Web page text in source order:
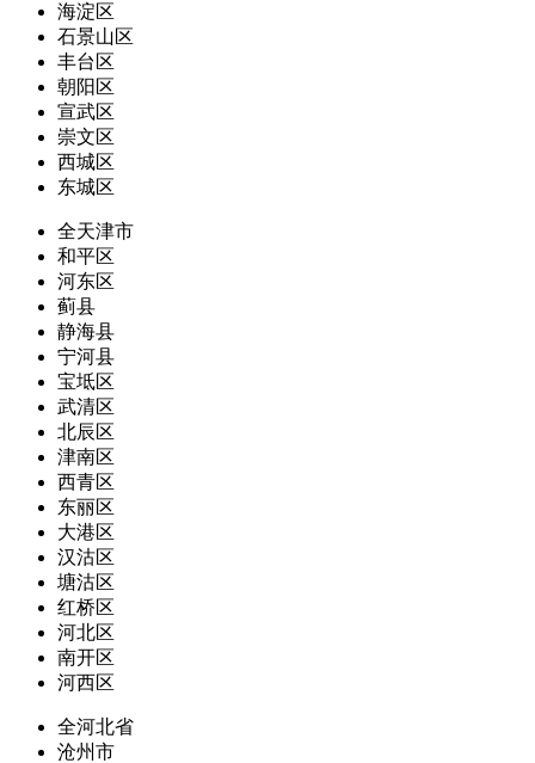
海淀区
石景山区
丰台区
朝阳区
宣武区
崇文区
西城区
东城区
全天津市
和平区
河东区
蓟县
静海县
宁河县
宝坻区
武清区
北辰区
津南区
西青区
东丽区
大港区
汉沽区
塘沽区
红桥区
河北区
南开区
河西区
全河北省
沧州市